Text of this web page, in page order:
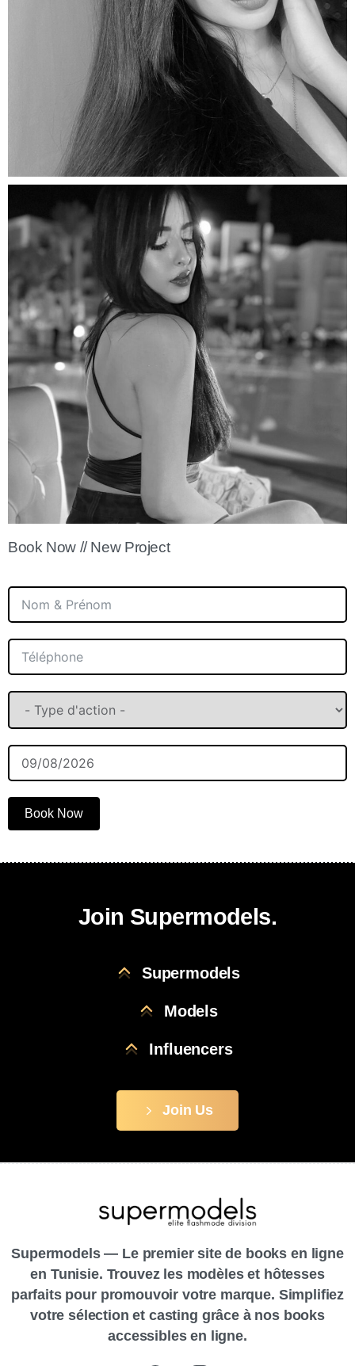
Book Now // New Project
Book Now
Join Supermodels.
Supermodels
Models
Influencers
Join Us
Supermodels — Le premier site de books en ligne
en Tunisie. Trouvez les modèles et hôtesses
parfaits pour promouvoir votre marque. Simplifiez
votre sélection et casting grâce à nos books
accessibles en ligne.